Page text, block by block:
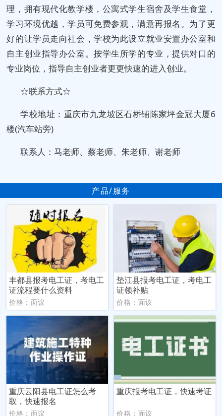
理，拥有现代化教学楼，公寓式学生宿舍及学生食堂，
学习环境优越，学员可免费参观，满意再报名。为了更
好的让学员走向社会，学校为此设立就业安置办公室和
自主创业指导办公室。按学生所学的专业，提供对口的
专业岗位，指导自主创业者更更快速的进入创业。
☆联系方式☆
学校地址：重庆市九龙坡区石桥铺陈家坪金冠大厦6
楼(汽车站旁)
联系人：马老师、蔡老师、朱老师、谢老师
产品/服务
丰都县报考电工证，考电工
证流程要什么资料
价格：面议
垫江县报考电工证，考电工
证领补贴
价格：面议
重庆云阳县电工证怎么考
取，快速报名
价格：面议
重庆报考电工证，快速考证
价格：面议